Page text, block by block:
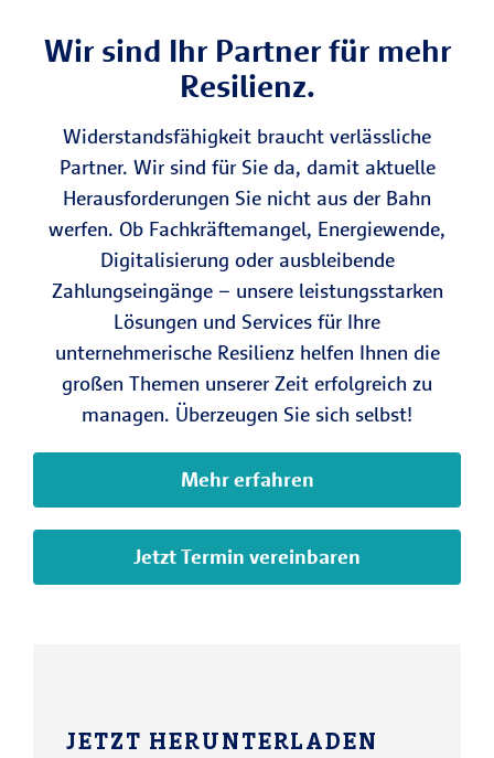
Wir sind Ihr Partner für mehr
Resilienz.
Widerstandsfähigkeit braucht verlässliche
Partner. Wir sind für Sie da, damit aktuelle
Herausforderungen Sie nicht aus der Bahn
werfen. Ob Fachkräftemangel, Energiewende,
Digitalisierung oder ausbleibende
Zahlungseingänge – unsere leistungsstarken
Lösungen und Services für Ihre
unternehmerische Resilienz helfen Ihnen die
großen Themen unserer Zeit erfolgreich zu
managen. Überzeugen Sie sich selbst!
Mehr erfahren
Jetzt Termin vereinbaren
JETZT HERUNTERLADEN